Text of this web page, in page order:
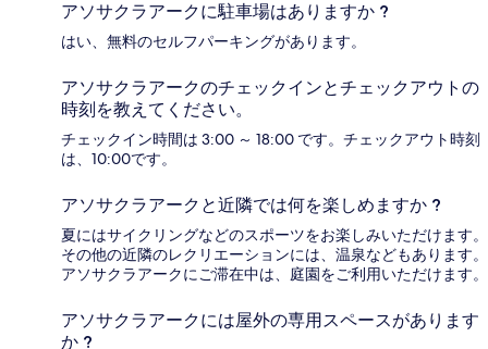
アソサクラアークに駐車場はありますか ?
はい、無料のセルフパーキングがあります。
アソサクラアークのチェックインとチェックアウトの
時刻を教えてください。
チェックイン時間は 3:00 ～ 18:00 です。チェックアウト時刻
は、10:00です。
アソサクラアークと近隣では何を楽しめますか ?
夏にはサイクリングなどのスポーツをお楽しみいただけます。
その他の近隣のレクリエーションには、温泉などもあります。
アソサクラアークにご滞在中は、庭園をご利用いただけます。
アソサクラアークには屋外の専用スペースがあります
か ?